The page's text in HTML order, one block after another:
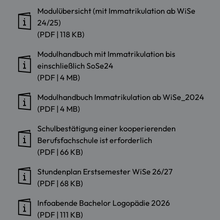
Modulübersicht (mit Immatrikulation ab WiSe
24/25)
(PDF | 118 KB)
Modulhandbuch mit Immatrikulation bis
einschließlich SoSe24
(PDF | 4 MB)
Modulhandbuch Immatrikulation ab WiSe_2024
(PDF | 4 MB)
Schulbestätigung einer kooperierenden
Berufsfachschule ist erforderlich
(PDF | 66 KB)
Stundenplan Erstsemester WiSe 26/27
(PDF | 68 KB)
Infoabende Bachelor Logopädie 2026
(PDF | 111 KB)